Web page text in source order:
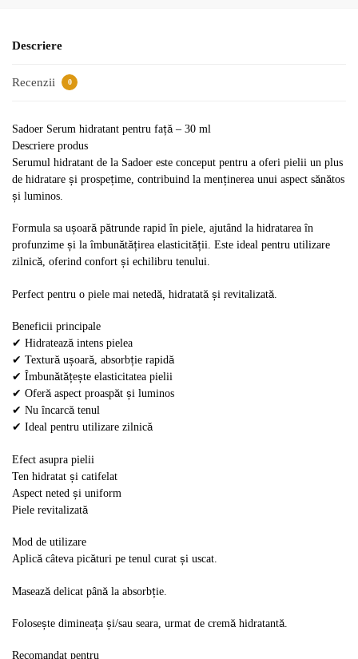
Descriere
Recenzii 0
Sadoer Serum hidratant pentru față – 30 ml
Descriere produs
Serumul hidratant de la Sadoer este conceput pentru a oferi pielii un plus
de hidratare și prospețime, contribuind la menținerea unui aspect sănătos
și luminos.
Formula sa ușoară pătrunde rapid în piele, ajutând la hidratarea în
profunzime și la îmbunătățirea elasticității. Este ideal pentru utilizare
zilnică, oferind confort și echilibru tenului.
Perfect pentru o piele mai netedă, hidratată și revitalizată.
Beneficii principale
✔ Hidratează intens pielea
✔ Textură ușoară, absorbție rapidă
✔ Îmbunătățește elasticitatea pielii
✔ Oferă aspect proaspăt și luminos
✔ Nu încarcă tenul
✔ Ideal pentru utilizare zilnică
Efect asupra pielii
Ten hidratat și catifelat
Aspect neted și uniform
Piele revitalizată
Mod de utilizare
Aplică câteva picături pe tenul curat și uscat.
Masează delicat până la absorbție.
Folosește dimineața și/sau seara, urmat de cremă hidratantă.
Recomandat pentru